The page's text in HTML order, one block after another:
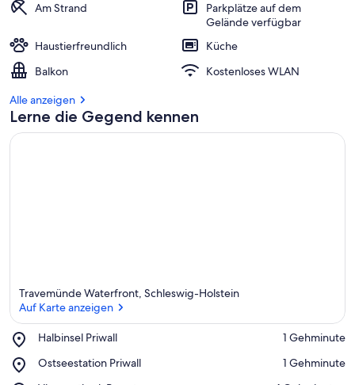
Am Strand
Parkplätze auf dem
Gelände verfügbar
Haustierfreundlich
Küche
Balkon
Kostenloses WLAN
Alle anzeigen
Lerne die Gegend kennen
Travemünde Waterfront, Schleswig-Holstein
Auf Karte anzeigen
Halbinsel Priwall
Place,
Priwall
‪1 Gehminute‬
Ostseestation Priwall
Place,
‪1 Gehminute‬